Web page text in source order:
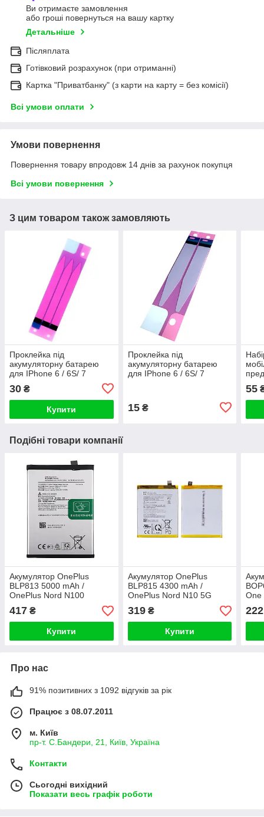
Ви отримаєте замовлення
або гроші повернуться на вашу картку
Детальніше
Післяплата
Готівковий розрахунок (при отриманні)
Картка "Приватбанку" (з карти на карту = без комісії)
Всі умови оплати
Умови повернення
Повернення товару впродовж 14 днів за рахунок покупця
Всі умови повернення
З цим товаром також замовляють
Проклейка під
акумуляторну батарею
для IPhone 6 / 6S/ 7
30 ₴
Купити
Проклейка під
акумуляторну батарею
для IPhone 6 / 6S/ 7
15₴
55
Подібні товари компанії
Акумулятор OnePlus
BLP813 5000 mAh /
OnePlus Nord N100
417 ₴
Купити
Акумулятор OnePlus
BLP815 4300 mAh /
OnePlus Nord N10 5G
319₴
Купити
One
222
Про нас
91% позитивних з 1092 відгуків за рік
Працює з 08.07.2011
м. Київ
пр-т. С.Бандери, 21, Київ, Україна
Контакти
Сьогодні вихідний
Показати весь графік роботи